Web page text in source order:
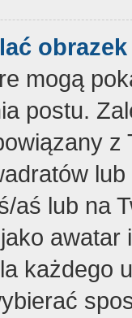
mogą
postu.
z
aś lub na
każdego